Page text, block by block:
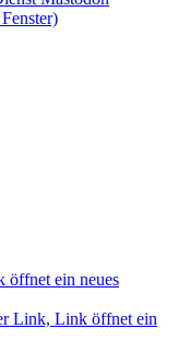
ein neues
Link, Link öffnet ein